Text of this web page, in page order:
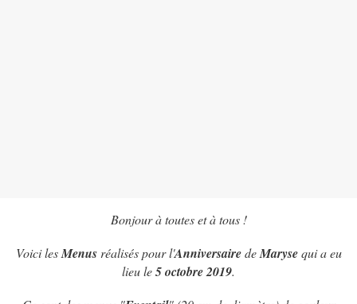
Bonjour à toutes et à tous !
Voici lesMenus réalisés pour l'AnniversairedeMarysequi a eu
lieu le5 octobre 2019.